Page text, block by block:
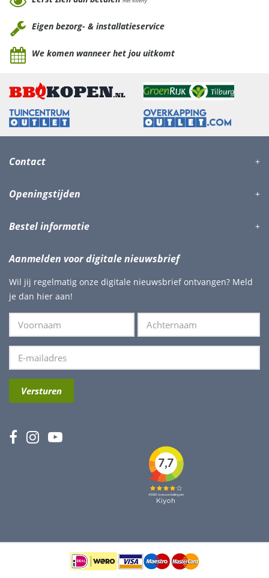
Eigen bezorg- & installatieservice
We komen wanneer het jou uitkomt
Contact
Openingstijden
Bestel informatie
Aanmelden voor digitale nieuwsbrief
Wil jij regelmatig onze digitale nieuwsbrief ontvangen? Meld
je dan hier aan!